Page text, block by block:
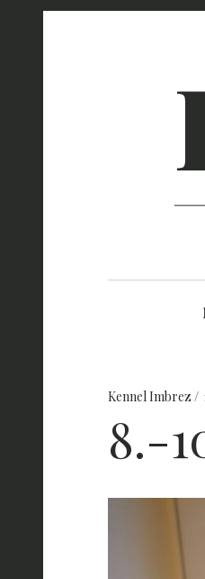
Kennel Imbrez
8.-